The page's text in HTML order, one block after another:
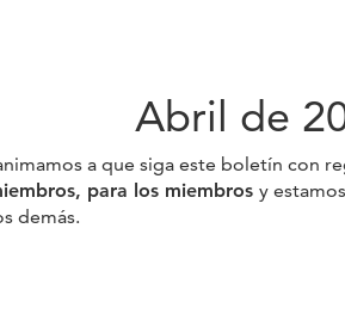
Abril de
a que siga este boletín con
para los miembros y
demás.